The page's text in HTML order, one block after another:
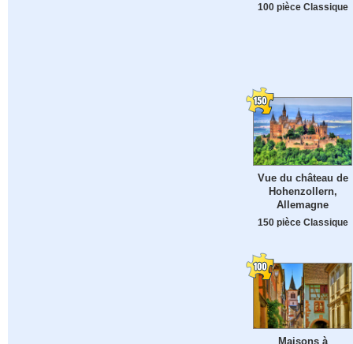
100 pièce Classique
Vue du château de
Hohenzollern,
Allemagne
150 pièce Classique
Maisons à